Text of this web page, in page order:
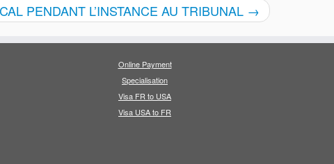
PENDANT L’INSTANCE AU TRIBUNAL →
Online Payment
Specialisation
Visa FR to USA
Visa USA to FR